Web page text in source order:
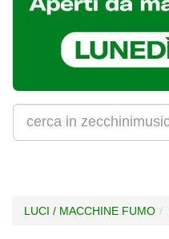
LUCI / MACCHINE FUMO